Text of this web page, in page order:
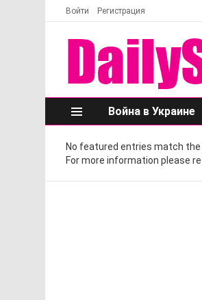
Войти Регистрация
Меню
Война в Украине
No featured entries match
For more information please